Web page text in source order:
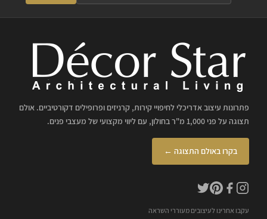
פתרונות עיצוב אדריכלי לחיפויי קירות, קרניזים ופרופילים דקורטיביים. אולם
תצוגה על פני 1,000 מ"ר בחולון, עם ליווי מקצועי של מעצבי פנים.
בקרו באולם התצוגה ←
עקבו אחרינו לעיצובים מעוררי השראה